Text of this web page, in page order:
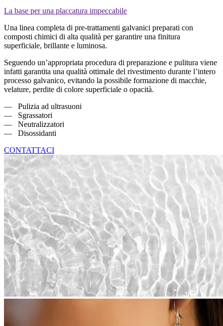
La base per una placcatura impeccabile
Una linea completa di pre-trattamenti galvanici preparati con
composti chimici di alta qualità per garantire una finitura
superficiale, brillante e luminosa.
Seguendo un’appropriata procedura di preparazione e pulitura viene
infatti garantita una qualità ottimale del rivestimento durante l’intero
processo galvanico, evitando la possibile formazione di macchie,
velature, perdite di colore superficiale o opacità.
— Pulizia ad ultrasuoni
— Sgrassatori
— Neutralizzatori
— Disossidanti
CONTATTACI